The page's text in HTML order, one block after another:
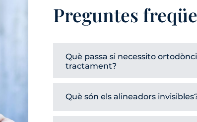
Preguntes
Què passa si necessito
tractament?
Què són els alineadors